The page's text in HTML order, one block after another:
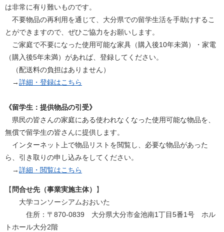
は非常に有り難いものです。
不要物品の再利用を通じて、大分県での留学生活を手助けするこ
とができますので、ぜひご協力をお願いします。
ご家庭で不要になった使用可能な家具（購入後10年未満）・家電
（購入後5年未満）があれば、登録してください。
（配送料の負担はありません）
→詳細・登録はこちら
《留学生：提供物品の引受》
県民の皆さんの家庭にある使われなくなった使用可能な物品を、
無償で留学生の皆さんに提供します。
インターネット上で物品リストを閲覧し、必要な物品があった
ら、引き取りの申し込みをしてください。
→詳細・閲覧はこちら
【 問合せ先（事業実施主体）
】
大学コンソーシアムおおいた
住所：〒870-0839 大分県大分市金池南1丁目5番1号 ホル
トホール大分2階